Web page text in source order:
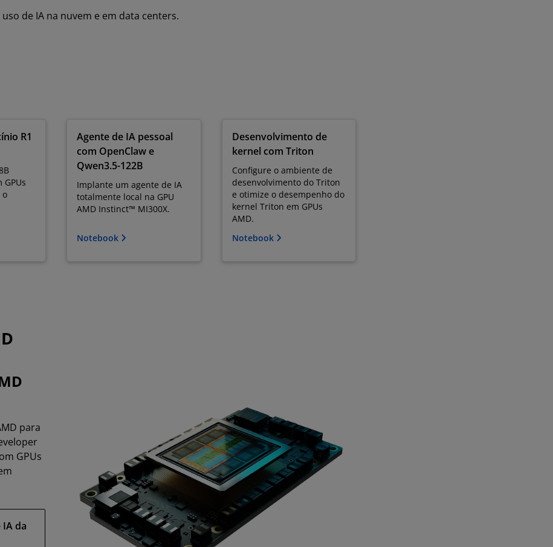
de IA na nuvem e em data centers.
R1
GPUs
o
Agente de IA pessoal
com OpenClaw e
Qwen3.5-122B
Implante um agente de IA
totalmente local na GPU
AMD Instinct™ MI300X.
Notebook
Desenvolvimento de
kernel com Triton
Configure o ambiente de
desenvolvimento do Triton
e otimize o desempenho do
kernel Triton em GPUs
AMD.
Notebook
para
GPUs
da